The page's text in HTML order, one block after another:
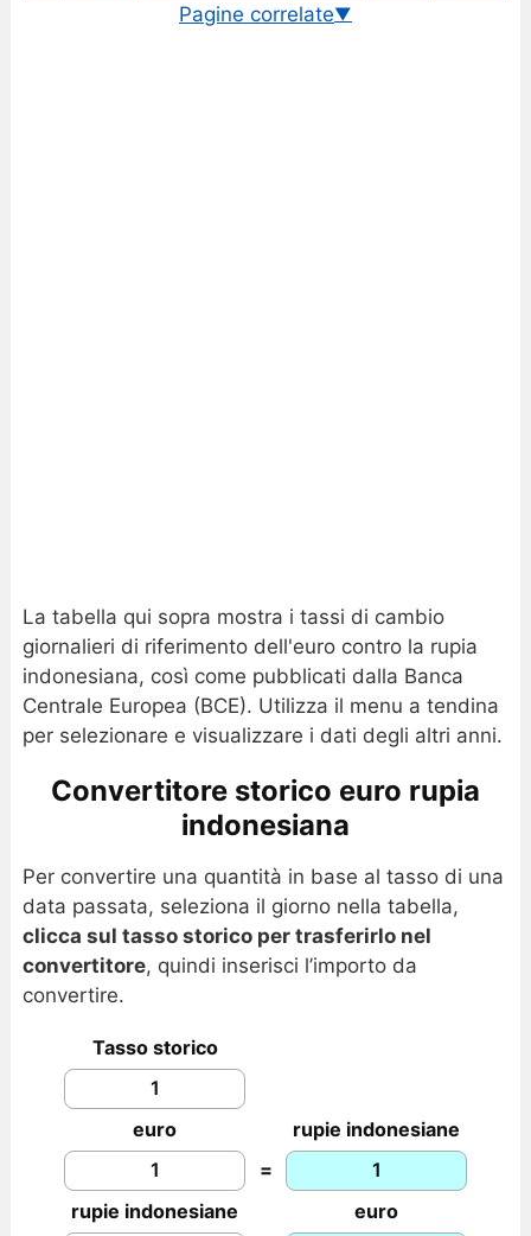
Pagine correlate▼
La tabella qui sopra mostra i tassi di cambio
giornalieri di riferimento dell'euro contro la rupia
indonesiana, così come pubblicati dalla Banca
Centrale Europea (BCE). Utilizza il menu a tendina
per selezionare e visualizzare i dati degli altri anni.
Convertitore storico euro rupia
indonesiana
Per convertire una quantità in base al tasso di una
data passata, seleziona il giorno nella tabella,
clicca sul tasso storico per trasferirlo nel
convertitore, quindi inserisci l’importo da
convertire.
Tasso storico
euro
rupie indonesiane
=
rupie indonesiane
euro